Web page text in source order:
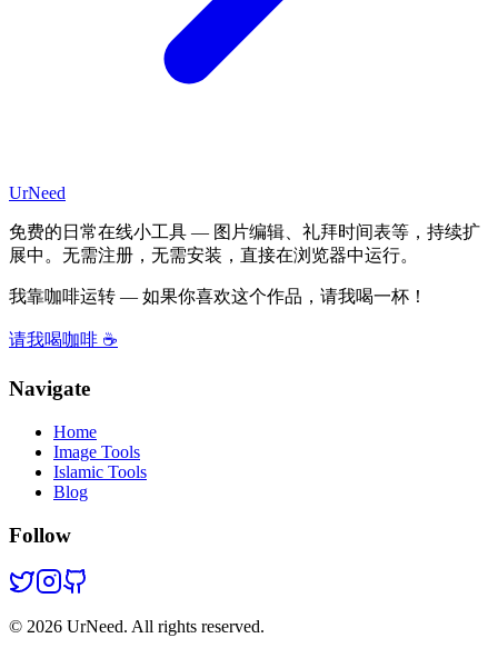
UrNeed
免费的日常在线小工具 — 图片编辑、礼拜时间表等，持续扩
展中。无需注册，无需安装，直接在浏览器中运行。
我靠咖啡运转 — 如果你喜欢这个作品，请我喝一杯！
请我喝咖啡 ☕
Navigate
Home
Image Tools
Islamic Tools
Blog
Follow
© 2026 UrNeed. All rights reserved.